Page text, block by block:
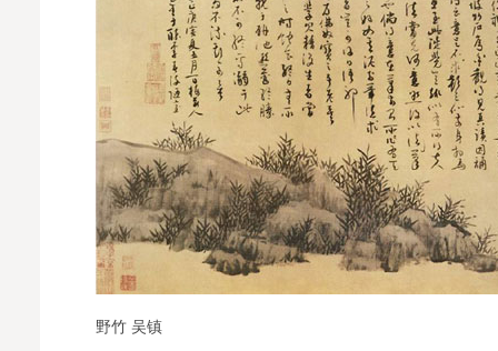
野竹 吴镇